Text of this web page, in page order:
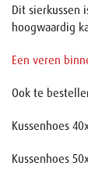
Dit sierkussen
hoogwaardig
Een veren
Ook te
Kussenhoes
Kussenhoes